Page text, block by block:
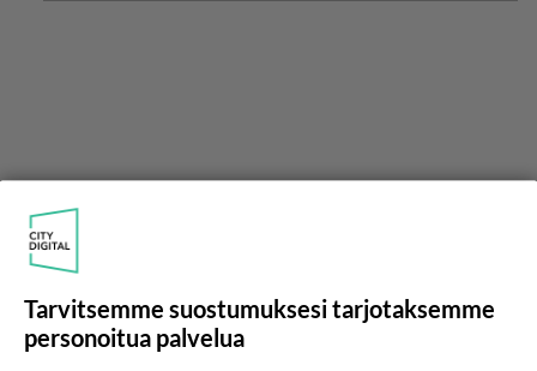
Tarvitsemme suostumuksesi tarjotaksemme
personoitua palvelua